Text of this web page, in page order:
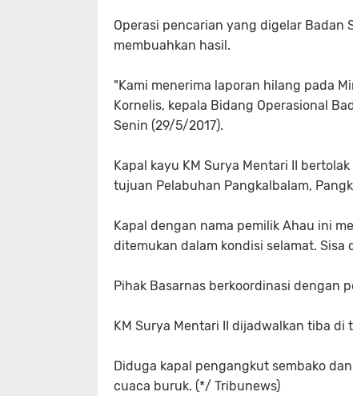
Operasi pencarian yang digelar Badan
membuahkan hasil.
"Kami menerima laporan hilang pada
Kornelis, kepala Bidang Operasional
Senin (29/5/2017).
Kapal kayu KM Surya Mentari II
tujuan Pelabuhan Pangkalbalam,
Kapal dengan nama pemilik Ahau ini
ditemukan dalam kondisi selamat. Sisa
Pihak Basarnas berkoordinasi dengan
KM Surya Mentari II dijadwalkan tiba
Diduga kapal pengangkut sembako
cuaca buruk. (*/ Tribunews)